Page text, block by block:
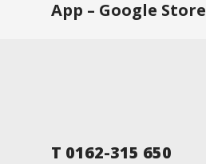
App – Google Store
T 0162-315 650